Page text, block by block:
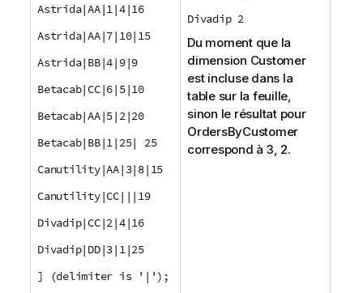
Astrida|AA|1|4|16
Astrida|AA|7|10|15
Astrida|BB|4|9|9
Betacab|CC|6|5|10
Betacab|AA|5|2|20
Betacab|BB|1|25| 25
Canutility|AA|3|8|15
Canutility|CC|||19
Divadip|CC|2|4|16
Divadip|DD|3|1|25
] (delimiter is '|');
Divadip 2
Du moment que la
dimension Customer
est incluse dans la
table sur la feuille,
sinon le résultat pour
OrdersByCustomer
correspond à 3, 2.